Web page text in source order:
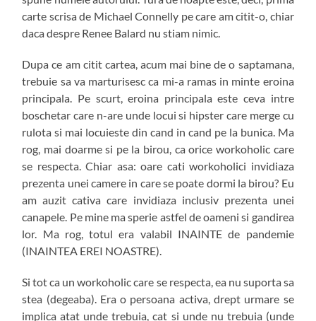
carte scrisa de Michael Connelly pe care am citit-o, chiar
daca despre Renee Balard nu stiam nimic.
Dupa ce am citit cartea, acum mai bine de o saptamana,
trebuie sa va marturisesc ca mi-a ramas in minte eroina
principala. Pe scurt, eroina principala este ceva intre
boschetar care n-are unde locui si hipster care merge cu
rulota si mai locuieste din cand in cand pe la bunica. Ma
rog, mai doarme si pe la birou, ca orice workoholic care
se respecta. Chiar asa: oare cati workoholici invidiaza
prezenta unei camere in care se poate dormi la birou? Eu
am auzit cativa care invidiaza inclusiv prezenta unei
canapele. Pe mine ma sperie astfel de oameni si gandirea
lor. Ma rog, totul era valabil INAINTE de pandemie
(INAINTEA EREI NOASTRE).
Si tot ca un workoholic care se respecta, ea nu suporta sa
stea (degeaba). Era o persoana activa, drept urmare se
implica atat unde trebuia, cat si unde nu trebuia (unde